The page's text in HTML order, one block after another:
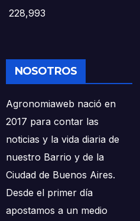
228,993
NOSOTROS
Agronomiaweb nació en
2017 para contar las
noticias y la vida diaria de
nuestro Barrio y de la
Ciudad de Buenos Aires.
Desde el primer día
apostamos a un medio